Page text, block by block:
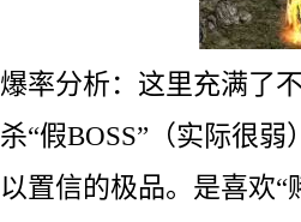
爆率分析：这里充满了
杀“假BOSS”（实际很
以置信的极品。是喜欢